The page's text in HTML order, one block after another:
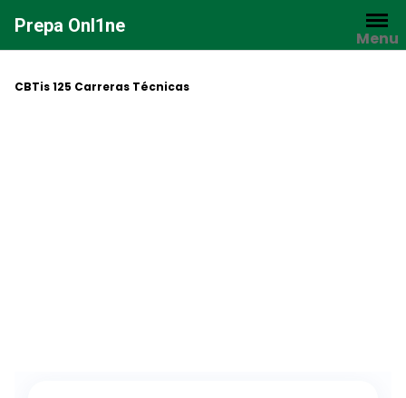
contenido
Prepa Onl1ne
Menu
CBTis 125 Carreras Técnicas